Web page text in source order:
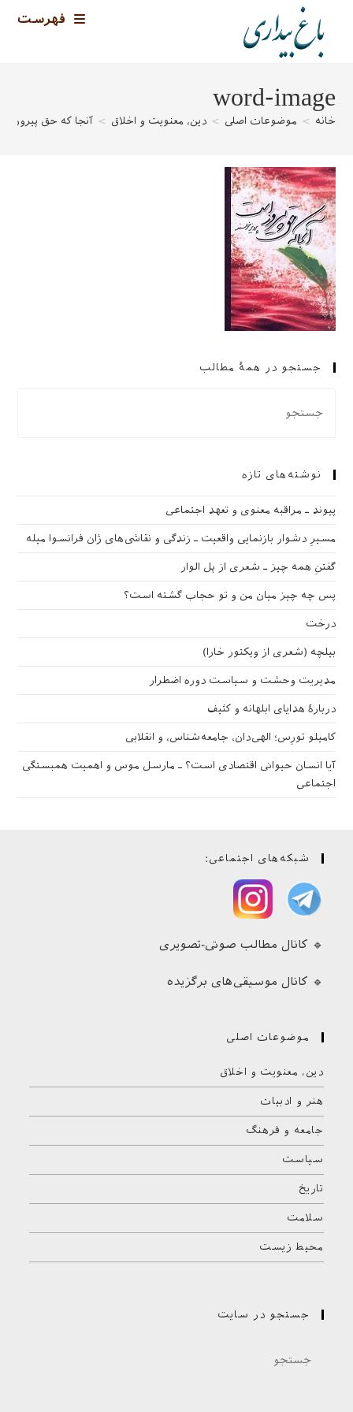
فهرست
word-image
خانه > موضوعات اصلی > دین، معنویت و اخلاق > آنجا که حق پیروز
جستجو در همهٔ مطالب
نوشته‌های تازه
پیوند ـ مراقبه‌ معنوی و تعهد اجتماعی
مسیرِ دشوار بازنمایی واقعیت ـ زندگی و نقاشی‌های ژان فرانسوا میله
گفتنِ همه چیز ـ شعری از پل الوار
پس چه چیز میان من و تو حجاب گشته است؟
درخت
بیلچه (شعری از ویکتور خارا)
مدیریت وحشت و سیاست دوره اضطرار
دربارهٔ هدایای ابلهانه و کثیف
کامیلو تورِس؛ الهی‌دان، جامعه‌شناس، و انقلابی
آیا انسان حیوانی اقتصادی است؟ ـ مارسل موس و اهمیت همبستگی
اجتماعی
شبکه‌های اجتماعی:
🔹 کانال مطالب صوتی-تصویری
🔹 کانال موسیقی‌های برگزیده
موضوعات اصلی
دین، معنویت و اخلاق
هنر و ادبیات
جامعه و فرهنگ
سیاست
تاریخ
سلامت
محیط زیست
جستجو در سایت